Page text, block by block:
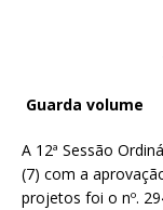
Guarda volume
A 12ª Sessão
(7) com a
projetos foi o nº.